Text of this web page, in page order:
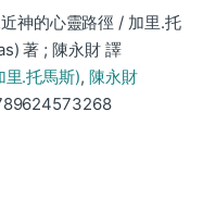
神的心靈路徑 / 加里.托
著 ; 陳永財 譯
.托馬斯), 陳永財